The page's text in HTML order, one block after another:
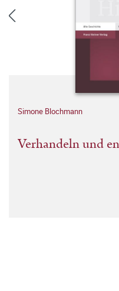
Simone Blochmann
Verhandeln und